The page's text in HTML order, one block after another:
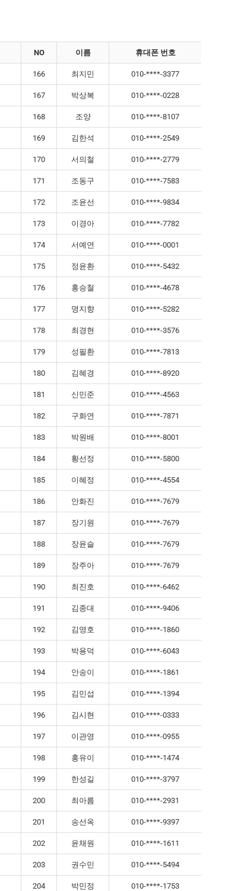
NO 이름 휴대폰 번호
166 최지민 010-****-3377
167 박상복 010-****-0228
168 조양 010-****-8107
169 김한석 010-****-2549
170 서의철 010-****-2779
171 조동구 010-****-7583
172 조윤선 010-****-9834
173 이경아 010-****-7782
174 서예연 010-****-0001
175 정윤환 010-****-5432
176 홍승철 010-****-4678
177 명지향 010-****-5282
178 최경현 010-****-3576
179 성필환 010-****-7813
180 김혜경 010-****-8920
181 신민준 010-****-4563
182 구화연 010-****-7871
183 박원배 010-****-8001
184 황선정 010-****-5800
185 이혜정 010-****-4554
186 안화진 010-****-7679
187 장기원 010-****-7679
188 장윤슬 010-****-7679
189 장주아 010-****-7679
190 최진호 010-****-6462
191 김종대 010-****-9406
192 김영호 010-****-1860
193 박용덕 010-****-6043
194 안송이 010-****-1861
195 김민섭 010-****-1394
196 김시현 010-****-0333
197 이관영 010-****-0955
198 홍유이 010-****-1474
199 한성길 010-****-3797
200 최아름 010-****-2931
201 송선옥 010-****-9397
202 윤채원 010-****-1611
203 권수민 010-****-5494
204 박민정 010-****-1753